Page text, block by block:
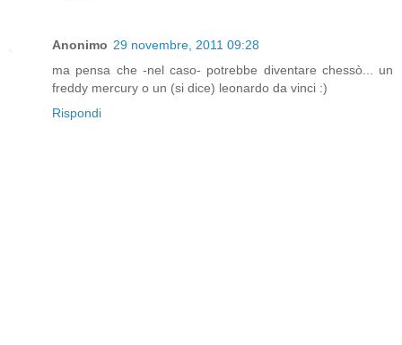
Anonimo 29 novembre, 2011 09:28
ma pensa che -nel caso- potrebbe diventare chessò... un
freddy mercury o un (si dice) leonardo da vinci :)
Rispondi